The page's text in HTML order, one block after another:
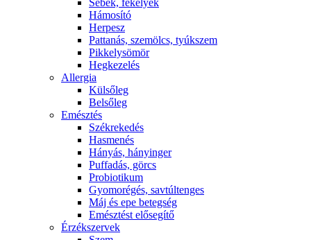
Sebek, fekélyek
Hámosító
Herpesz
Pattanás, szemölcs, tyúkszem
Pikkelysömör
Hegkezelés
Allergia
Külsőleg
Belsőleg
Emésztés
Székrekedés
Hasmenés
Hányás, hányinger
Puffadás, görcs
Probiotikum
Gyomorégés, savtúltenges
Máj és epe betegség
Emésztést elősegítő
Érzékszervek